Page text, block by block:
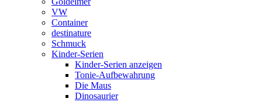
VW
Container
destinature
Schmuck
Kinder-Serien
Kinder-Serien anzeigen
Tonie-Aufbewahrung
Die Maus
Dinosaurier